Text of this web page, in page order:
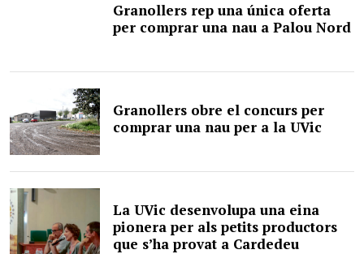
Granollers rep una única oferta
per comprar una nau a Palou Nord
Granollers obre el concurs per
comprar una nau per a la UVic
La UVic desenvolupa una eina
pionera per als petits productors
que s’ha provat a Cardedeu